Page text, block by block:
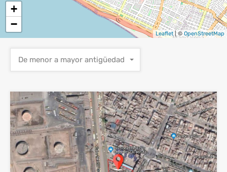
+
−
Leaflet | ©OpenStreetMap
De menor a mayor antigüedad